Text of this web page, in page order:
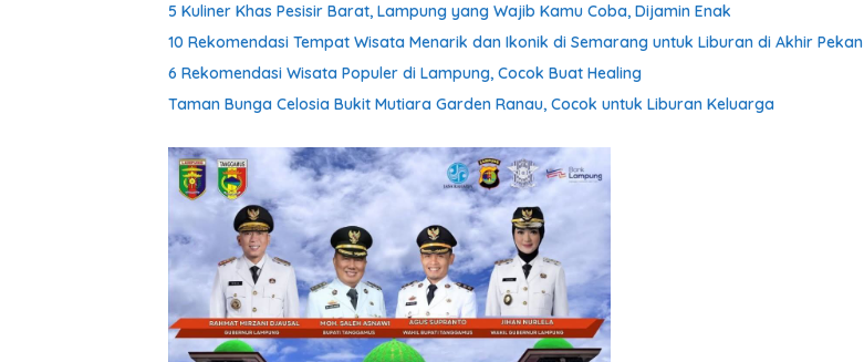
5 Kuliner Khas Pesisir Barat, Lampung yang Wajib Kamu Coba, Dijamin Enak
10 Rekomendasi Tempat Wisata Menarik dan Ikonik di Semarang untuk Liburan di Akhir Pekan
6 Rekomendasi Wisata Populer di Lampung, Cocok Buat Healing
Taman Bunga Celosia Bukit Mutiara Garden Ranau, Cocok untuk Liburan Keluarga